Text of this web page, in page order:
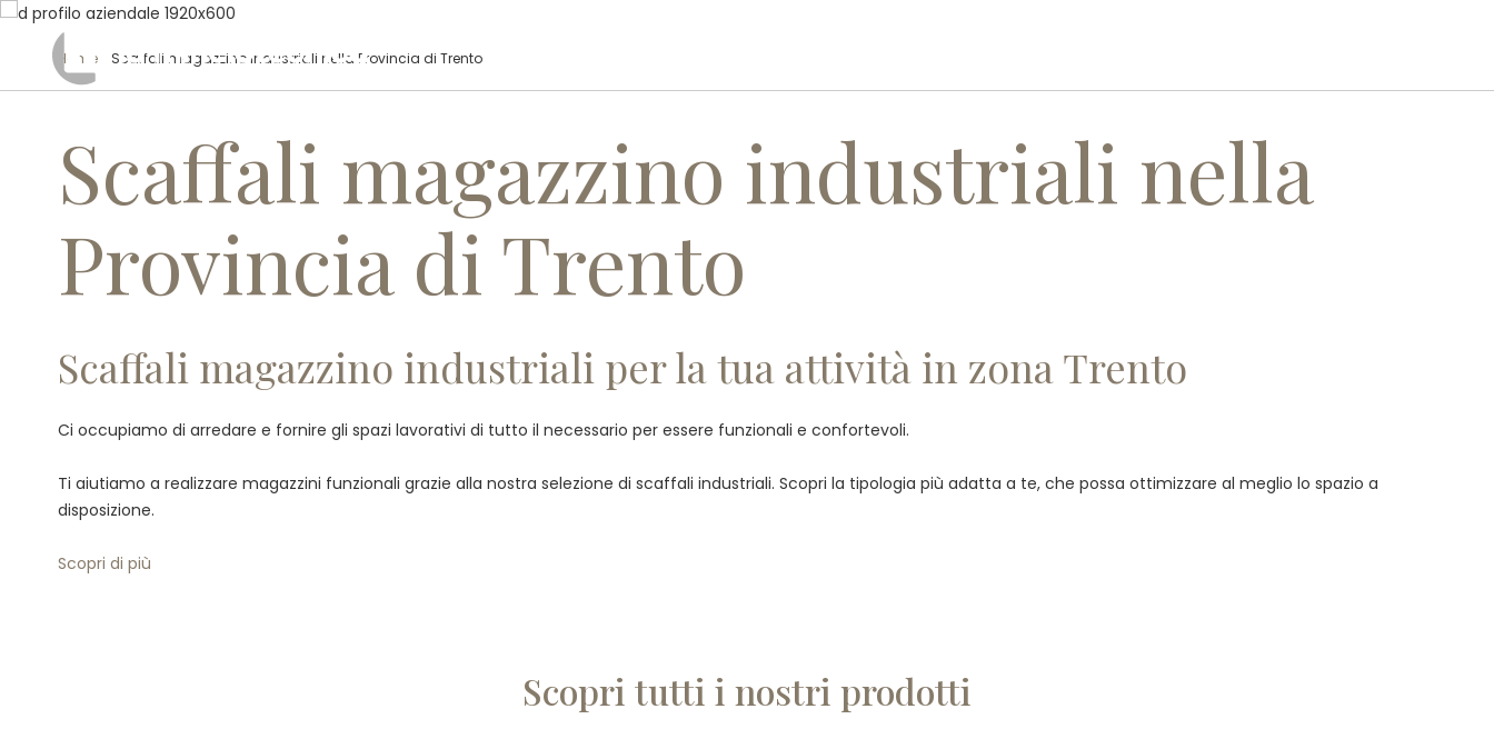
Home / Scaffali magazzino industriali nella Provincia di Trento
Scaffali magazzino industriali nella
Provincia di Trento
Scaffali magazzino industriali per la tua attività in zona Trento
Ci occupiamo di arredare e fornire gli spazi lavorativi di tutto il necessario per essere funzionali e confortevoli.
Ti aiutiamo a realizzare magazzini funzionali grazie alla nostra selezione di scaffali industriali. Scopri la tipologia più adatta a te, che possa ottimizzare al meglio lo spazio a
disposizione.
Scopri di più
Scopri tutti i nostri prodotti